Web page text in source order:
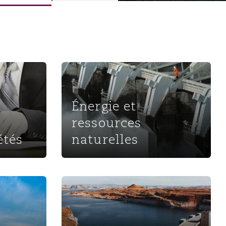
Énergie et ressources naturelles
Énergie et
ressources
naturelles
renouvelable Infrastructures